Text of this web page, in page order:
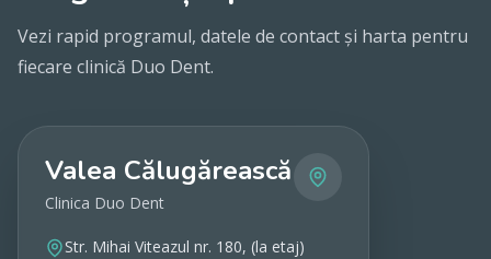
Vezi rapid programul, datele de contact și harta pentru
fiecare clinică Duo Dent.
Valea Călugărească
Clinica Duo Dent
Str. Mihai Viteazul nr. 180, (la etaj)